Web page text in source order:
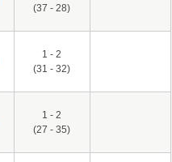
(37 - 28)
1 - 2
(31 - 32)
1 - 2
(27 - 35)